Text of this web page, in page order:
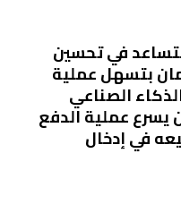
في تحسين
بتسهل عملية
الصناعي
يسرع عملية الدفع
في إدخال